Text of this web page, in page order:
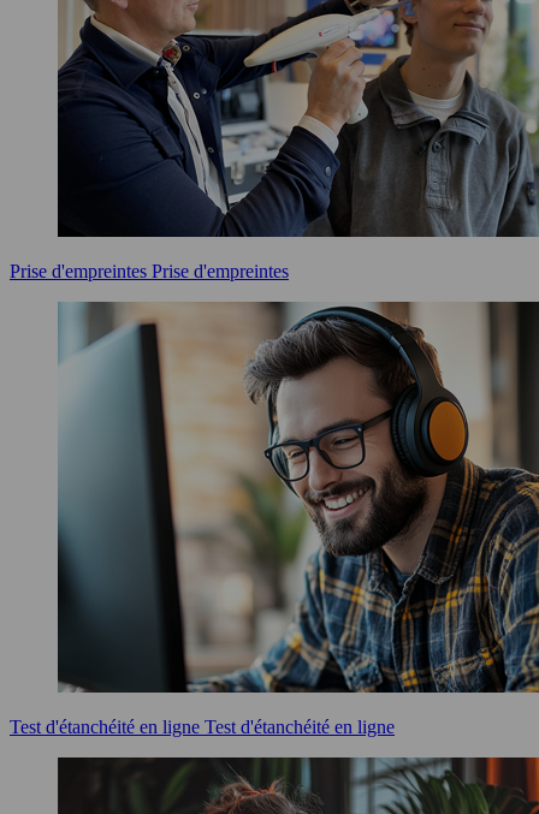
Prise d'empreintes Prise d'empreintes
Test d'étanchéité en ligne Test d'étanchéité en ligne